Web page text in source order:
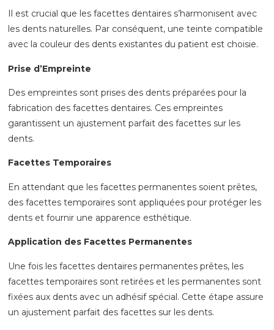
Il est crucial que les facettes dentaires s’harmonisent avec
les dents naturelles. Par conséquent, une teinte compatible
avec la couleur des dents existantes du patient est choisie.
Prise d’Empreinte
Des empreintes sont prises des dents préparées pour la
fabrication des facettes dentaires. Ces empreintes
garantissent un ajustement parfait des facettes sur les
dents.
Facettes Temporaires
En attendant que les facettes permanentes soient prêtes,
des facettes temporaires sont appliquées pour protéger les
dents et fournir une apparence esthétique.
Application des Facettes Permanentes
Une fois les facettes dentaires permanentes prêtes, les
facettes temporaires sont retirées et les permanentes sont
fixées aux dents avec un adhésif spécial. Cette étape assure
un ajustement parfait des facettes sur les dents.